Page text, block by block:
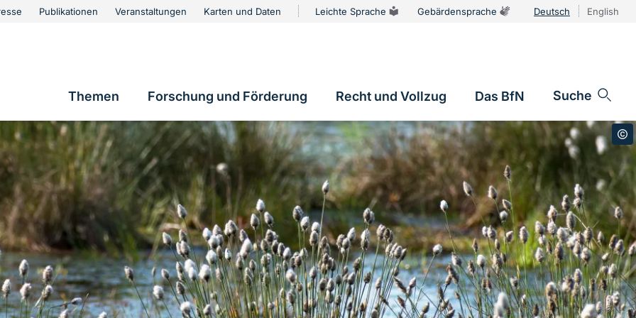
Publikationen Veranstaltungen Karten und Daten Leichte Sprache Gebärdensprache Deutsch English
Hauptnavigation
Themen Forschung und Förderung Recht und Vollzug Das BfN Suche